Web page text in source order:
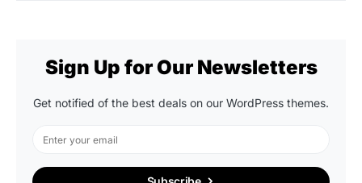
Sign Up for Our Newsletters
Get notified of the best deals on our WordPress themes.